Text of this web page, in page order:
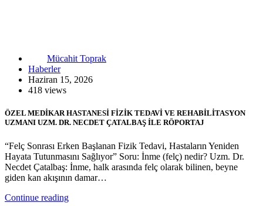
Mücahit Toprak
Haberler
Haziran 15, 2026
418 views
ÖZEL MEDİKAR HASTANESİ FİZİK TEDAVİ VE REHABİLİTASYON
UZMANI UZM. DR. NECDET ÇATALBAŞ İLE RÖPORTAJ
“Felç Sonrası Erken Başlanan Fizik Tedavi, Hastaların Yeniden
Hayata Tutunmasını Sağlıyor” Soru: İnme (felç) nedir? Uzm. Dr.
Necdet Çatalbaş: İnme, halk arasında felç olarak bilinen, beyne
giden kan akışının damar…
Continue reading